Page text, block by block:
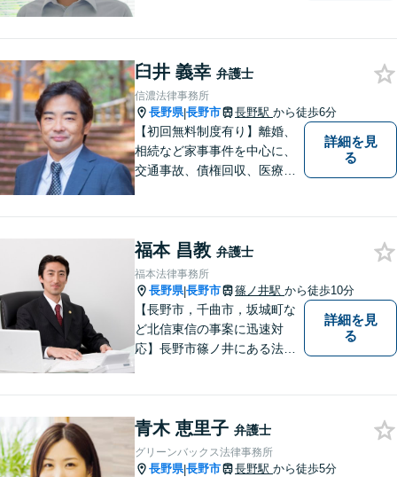
臼井 義幸 弁護士
信濃法律事務所
長野県|長野市 長野駅 から徒歩6分
【初回無料制度有り】離婚、
相続など家事事件を中心に、
交通事故、債権回収、医療過
詳細を見
る
福本 昌教 弁護士
福本法律事務所
長野県|長野市 篠ノ井駅 から徒歩10分
【長野市，千曲市，坂城町な
ど北信東信の事案に迅速対
応】長野市篠ノ井にある法律
方は是非ご相談ください。迅
速に対応いたします。
詳細を見
る
青木 恵里子 弁護士
グリーンバックス法律事務所
長野県|長野市 長野駅 から徒歩5分